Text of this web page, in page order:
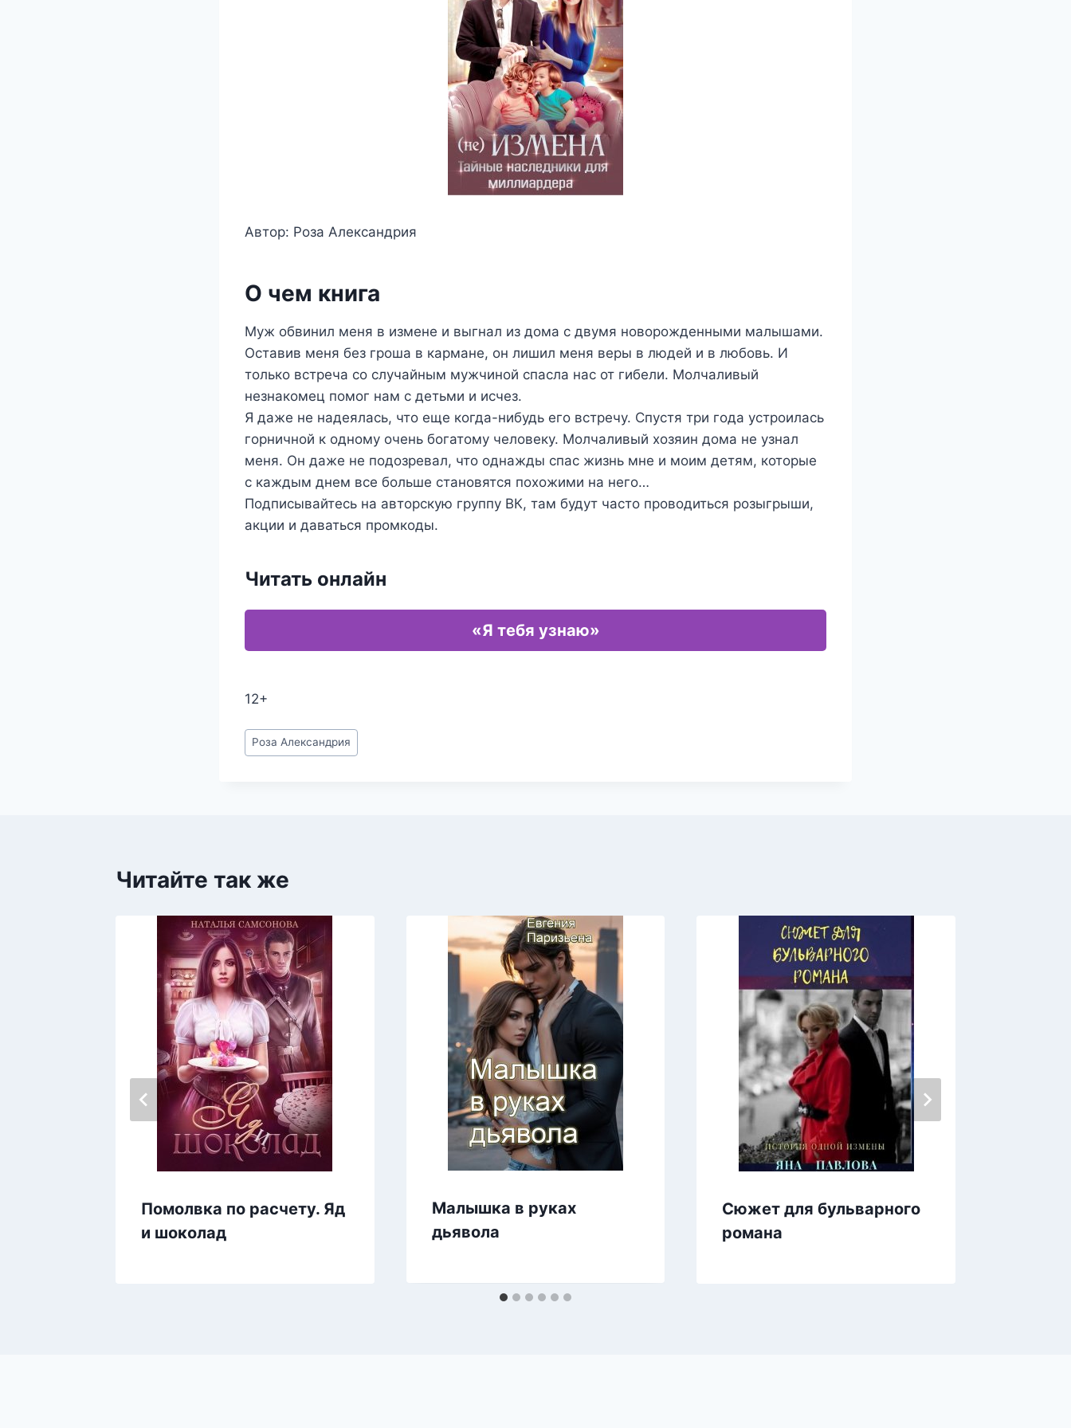
Автор: Роза Александрия
О чем книга
Муж обвинил меня в измене и выгнал из дома с двумя новорожденными малышами.
Оставив меня без гроша в кармане, он лишил меня веры в людей и в любовь. И
только встреча со случайным мужчиной спасла нас от гибели. Молчаливый
незнакомец помог нам с детьми и исчез.
Я даже не надеялась, что еще когда-нибудь его встречу. Спустя три года устроилась
горничной к одному очень богатому человеку. Молчаливый хозяин дома не узнал
меня. Он даже не подозревал, что однажды спас жизнь мне и моим детям, которые
с каждым днем все больше становятся похожими на него…
Подписывайтесь на авторскую группу ВК, там будут часто проводиться розыгрыши,
акции и даваться промкоды.
Читать онлайн
«Я тебя узнаю»
12+
Метки
записи:
Роза Александрия
Читайте так же
Помолвка по расчету. Яд
и шоколад
Малышка в руках
дьявола
Сюжет для бульварного
романа